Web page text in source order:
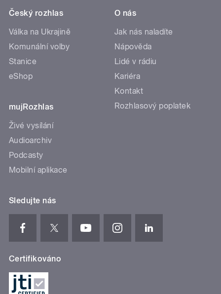
Český rozhlas
Válka na Ukrajině
Komunální volby
Stanice
eShop
mujRozhlas
Živé vysílání
Audioarchiv
Podcasty
Mobilní aplikace
O nás
Jak nás naladíte
Nápověda
Lidé v rádiu
Kariéra
Kontakt
Rozhlasový poplatek
Sledujte nás
Certifikováno